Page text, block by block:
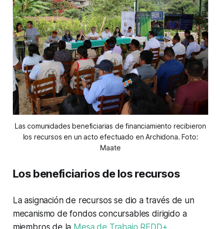
Las comunidades beneficiarias de financiamiento recibieron
los recursos en un acto efectuado en Archidona. Foto:
Maate
Los beneficiarios de los recursos
La asignación de recursos se dio a través de un
mecanismo de fondos concursables dirigido a
miembros de la Mesa de Trabajo REDD+